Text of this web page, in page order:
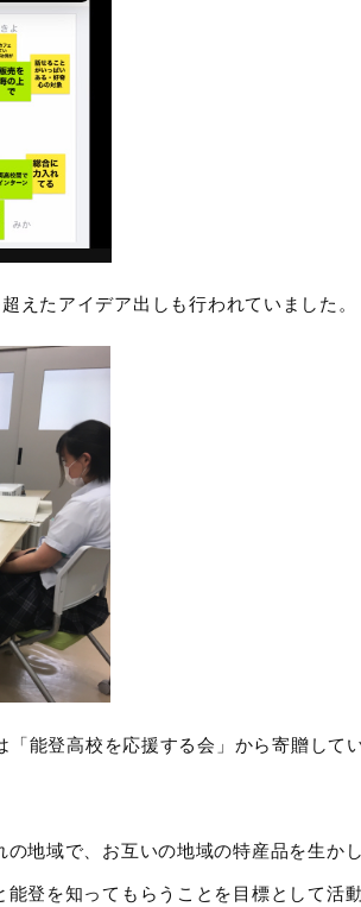
たアイデア出しも行われていました。
能登高校を応援する会」から寄贈して
地域で、お互いの地域の特産品を生か
登を知ってもらうことを目標として活